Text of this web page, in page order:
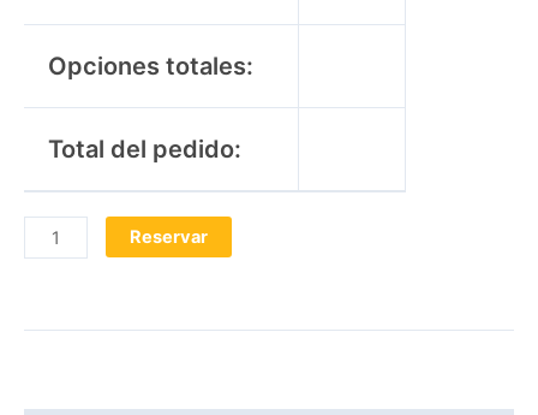
Opciones totales:
Total del pedido:
Reservar